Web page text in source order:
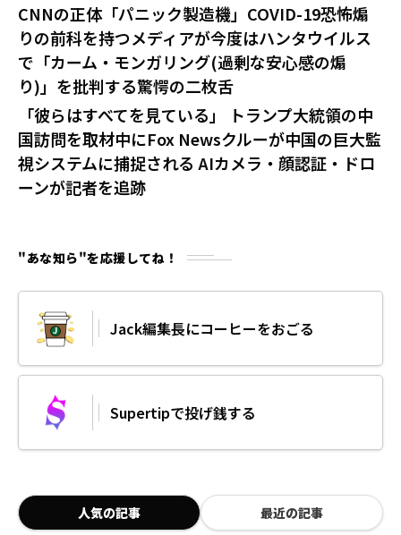
CNNの正体「パニック製造機」COVID-19恐怖煽
りの前科を持つメディアが今度はハンタウイルス
で「カーム・モンガリング(過剰な安心感の煽
り)」を批判する驚愕の二枚舌
「彼らはすべてを見ている」 トランプ大統領の中
国訪問を取材中にFox Newsクルーが中国の巨大監
視システムに捕捉される AIカメラ・顔認証・ドロ
ーンが記者を追跡
"あな知ら"を応援してね！
Jack編集長にコーヒーをおごる
Supertipで投げ銭する
人気の記事 最近の記事